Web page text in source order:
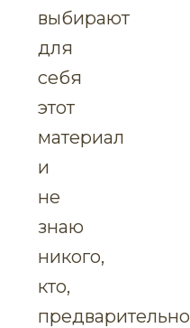
выбирают
для
себя
этот
материал
и
не
знаю
никого,
кто,
предварительно